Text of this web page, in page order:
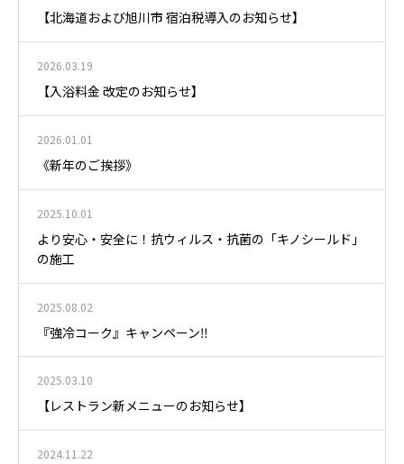
【北海道および旭川市 宿泊税導入のお知らせ】
2026.03.19
【入浴料金 改定のお知らせ】
2026.01.01
《新年のご挨拶》
2025.10.01
より安心・安全に！抗ウィルス・抗菌の「キノシールド」
の施工
2025.08.02
『強冷コーク』キャンペーン‼️
2025.03.10
【レストラン新メニューのお知らせ】
2024.11.22